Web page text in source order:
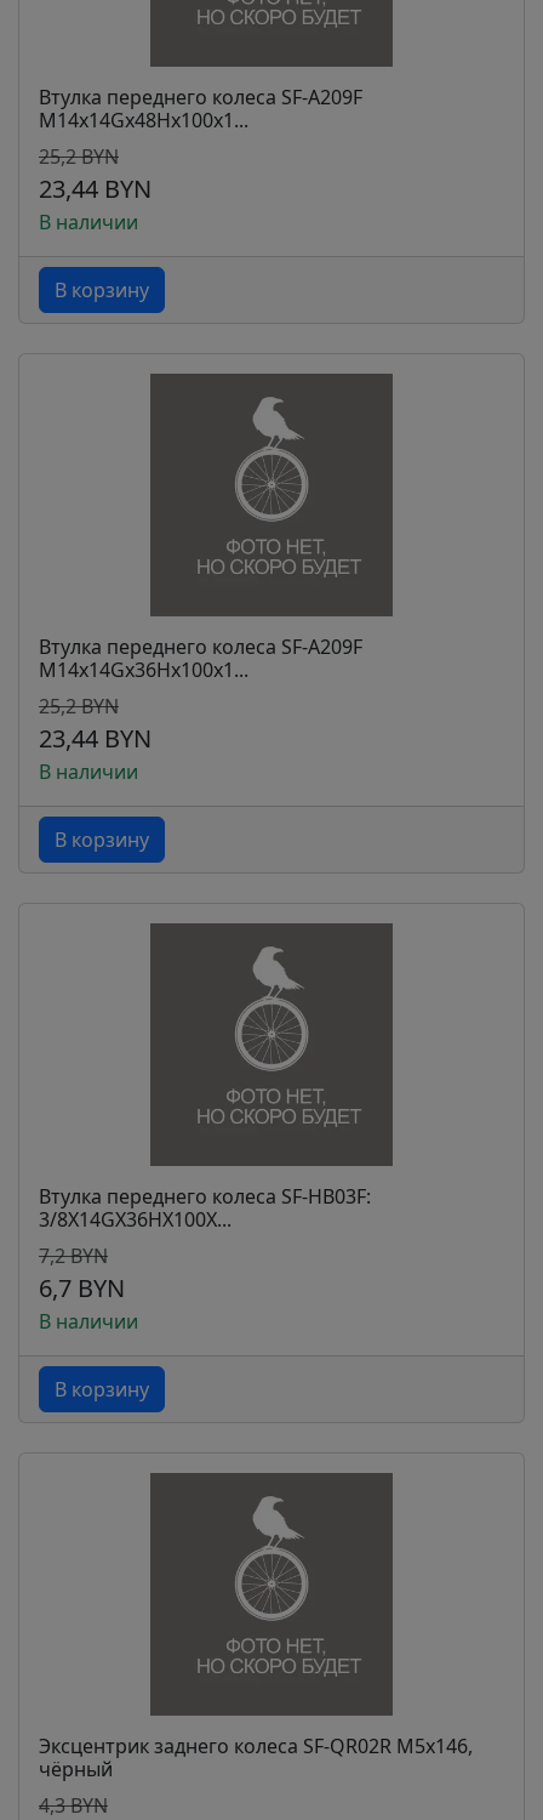
Втулка переднего колеса SF-A209F
M14x14Gx48Hx100x1...
25,2 BYN
23,44 BYN
В наличии
В корзину
Втулка переднего колеса SF-A209F
M14x14Gx36Hx100x1...
25,2 BYN
23,44 BYN
В наличии
В корзину
Втулка переднего колеса SF-HB03F:
3/8X14GX36HX100X...
7,2 BYN
6,7 BYN
В наличии
В корзину
Эксцентрик заднего колеса SF-QR02R M5x146,
чёрный
4,3 BYN